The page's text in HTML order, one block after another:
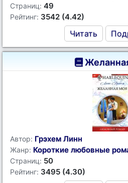
Страниц: 49
Рейтинг: 3542 (4.42)
Читать
Автор: Грэхем Линн
Жанр: Короткие любовные
Страниц: 50
Рейтинг: 3495 (4.30)